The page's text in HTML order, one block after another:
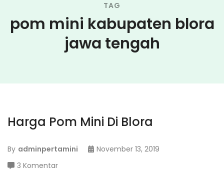
TAG
pom mini kabupaten blora
jawa tengah
Harga Pom Mini Di Blora
By adminpertamini
November 13, 2019
3 Komentarpada